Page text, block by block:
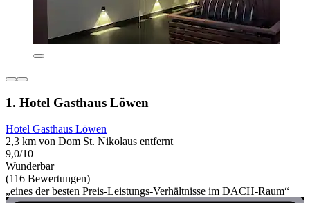
1. Hotel Gasthaus Löwen
Hotel Gasthaus Löwen
2,3 km von Dom St. Nikolaus entfernt
9,0/10
Wunderbar
(116 Bewertungen)
„eines der besten Preis-Leistungs-Verhältnisse im DACH-Raum“